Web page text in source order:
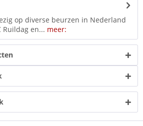
op diverse beurzen in Nederland
Ruildag en... meer: